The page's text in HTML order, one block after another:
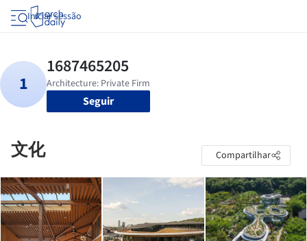
Iniciar sessão
Seguir
文化 Compartilhar